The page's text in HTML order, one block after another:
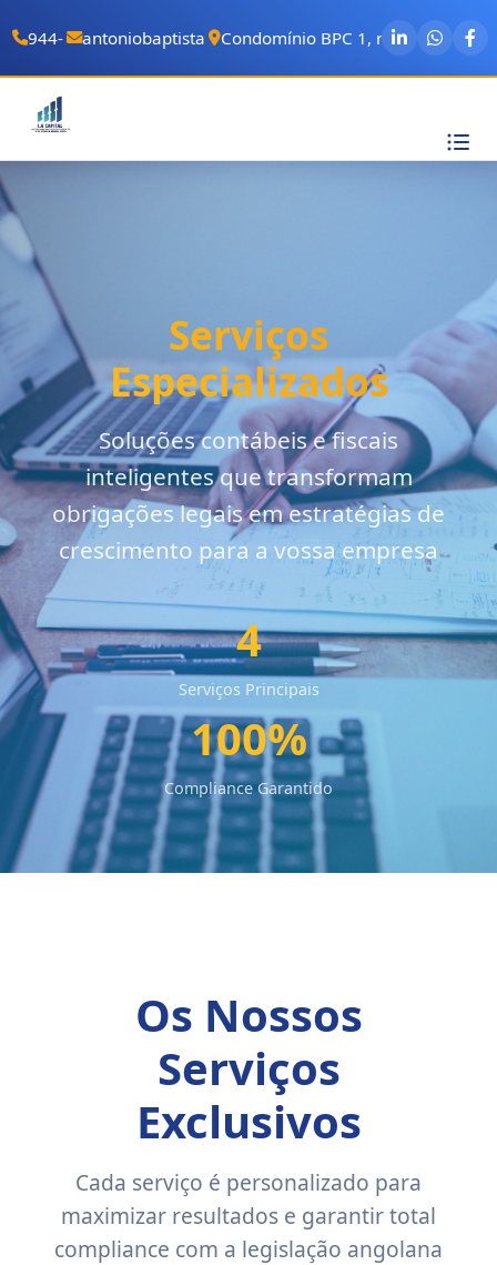
944-688-306antoniobaptistadasilva1994@gmail.com
Condomínio BPC 1, rua de Cabo
Serviços
Especializados
Soluções contábeis e fiscais
inteligentes que transformam
obrigações legais em estratégias de
crescimento para a vossa empresa
4
Serviços Principais
100%
Compliance Garantido
Os Nossos
Serviços
Exclusivos
Cada serviço é personalizado para
maximizar resultados e garantir total
compliance com a legislação angolana